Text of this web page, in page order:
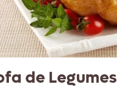
de Legumes